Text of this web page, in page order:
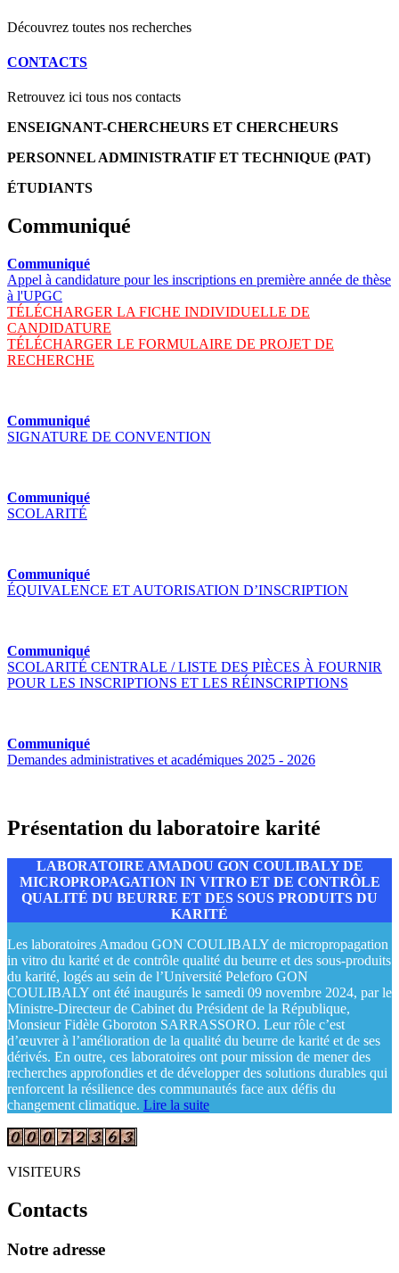
Découvrez toutes nos recherches
CONTACTS
Retrouvez ici tous nos contacts
ENSEIGNANT-CHERCHEURS ET CHERCHEURS
PERSONNEL ADMINISTRATIF ET TECHNIQUE (PAT)
ÉTUDIANTS
Communiqué
Communiqué
Appel à candidature pour les inscriptions en première année de thèse
à l'UPGC
TÉLÉCHARGER LA FICHE INDIVIDUELLE DE
CANDIDATURE
TÉLÉCHARGER LE FORMULAIRE DE PROJET DE
RECHERCHE
Communiqué
SIGNATURE DE CONVENTION
Communiqué
SCOLARITÉ
Communiqué
ÉQUIVALENCE ET AUTORISATION D’INSCRIPTION
Communiqué
SCOLARITÉ CENTRALE / LISTE DES PIÈCES À FOURNIR
POUR LES INSCRIPTIONS ET LES RÉINSCRIPTIONS
Communiqué
Demandes administratives et académiques 2025 - 2026
Présentation du laboratoire karité
LABORATOIRE AMADOU GON COULIBALY DE
MICROPROPAGATION IN VITRO ET DE CONTRÔLE
QUALITÉ DU BEURRE ET DES SOUS PRODUITS DU
KARITÉ
Les laboratoires Amadou GON COULIBALY de micropropagation
in vitro du karité et de contrôle qualité du beurre et des sous-produits
du karité, logés au sein de l’Université Peleforo GON
COULIBALY ont été inaugurés le samedi 09 novembre 2024, par le
Ministre-Directeur de Cabinet du Président de la République,
Monsieur Fidèle Gboroton SARRASSORO. Leur rôle c’est
d’œuvrer à l’amélioration de la qualité du beurre de karité et de ses
dérivés. En outre, ces laboratoires ont pour mission de mener des
recherches approfondies et de développer des solutions durables qui
renforcent la résilience des communautés face aux défis du
changement climatique. Lire la suite
VISITEURS
Contacts
Notre adresse